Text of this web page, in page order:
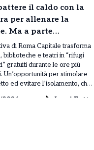
il caldo con la
per allenare la
Ma a parte
di Roma Capitale trasforma
biblioteche e teatri in “rifugi
gratuiti durante le ore più
Un’opportunità per stimolare
ed evitare l’isolamento, che
Leggi Tutto